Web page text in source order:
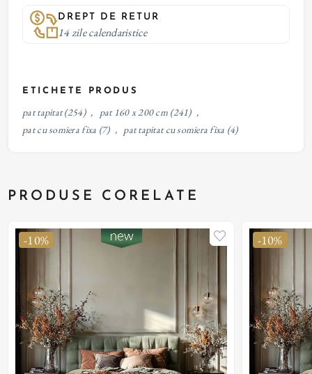
DREPT DE RETUR
14 zile calendaristice
ETICHETE PRODUS
pat tapitat (254) , pat 160 x 200 cm (241) ,
pat cu somiera fixa (7) , pat tapitat cu somiera fixa (4)
PRODUSE CORELATE
-10% -10%